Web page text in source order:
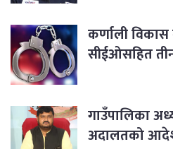
कर्णाली
सीईओसहित
गाउँपालिका
अदालतको